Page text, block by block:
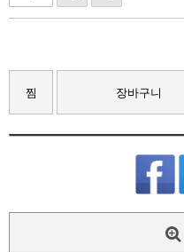
찜 장바구니